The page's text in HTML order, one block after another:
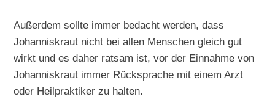
Außerdem sollte immer bedacht werden, dass
Johanniskraut nicht bei allen Menschen gleich gut
wirkt und es daher ratsam ist, vor der Einnahme von
Johanniskraut immer Rücksprache mit einem Arzt
oder Heilpraktiker zu halten.